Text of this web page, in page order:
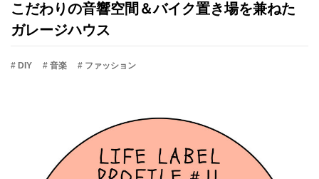
こだわりの音響空間＆バイク置き場を兼ねた
ガレージハウス
# DIY # 音楽 # ファッション